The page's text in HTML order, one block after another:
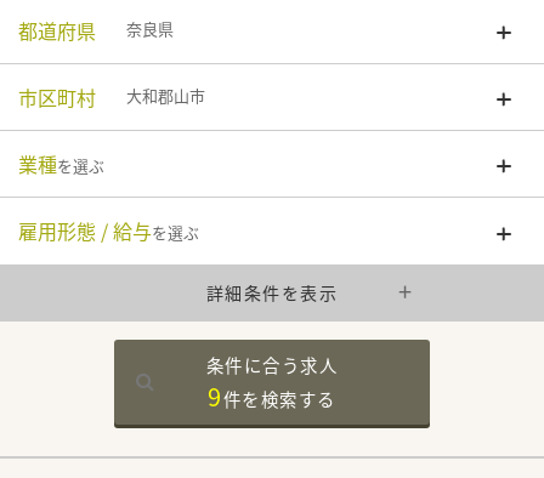
都道府県 奈良県
市区町村 大和郡山市
業種を選ぶ
雇用形態 / 給与を選ぶ
詳細条件を表示
条件に合う求人
9件を検索する